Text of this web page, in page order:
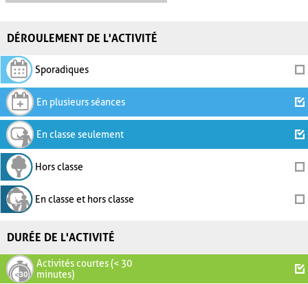
DÉROULEMENT DE L'ACTIVITÉ
Sporadiques
En plusieurs séances
En classe seulement
Hors classe
En classe et hors classe
DURÉE DE L'ACTIVITÉ
Activités courtes (< 30
minutes)